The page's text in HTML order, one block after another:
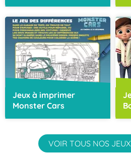
Jeux à imprimer
Monster Cars
VOIR TOUS NOS